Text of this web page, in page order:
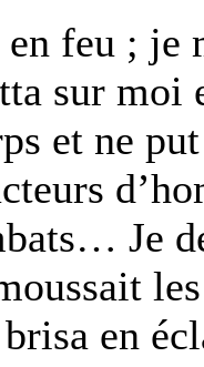
feu ;
sur moi
et ne
brisa en